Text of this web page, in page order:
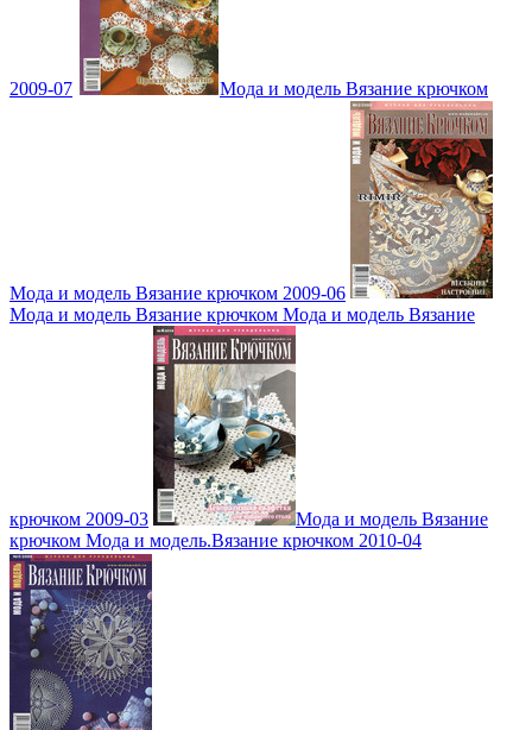
2009-07 Мода и модель Вязание крючком
Мода и модель Вязание крючком 2009-06
Мода и модель Вязание крючком Мода и модель Вязание
крючком 2009-03
Мода и модель Вязание
крючком Мода и модель.Вязание крючком 2010-04